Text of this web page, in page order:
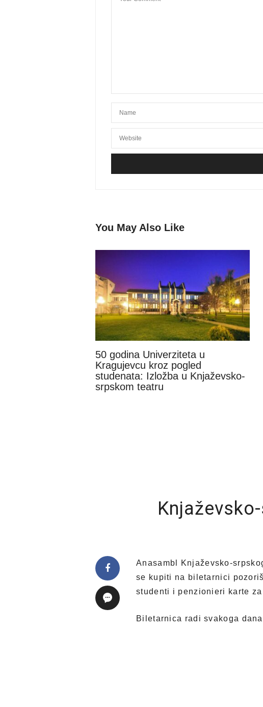
You May Also Like
50 godina Univerziteta u
Kragujevcu kroz pogled
studenata: Izložba u Knjaževsko-
srpskom teatru
Anasambl Knjaževsko-
se kupiti na biletarnici
studenti i penzionieri karte
Biletarnica radi svakoga